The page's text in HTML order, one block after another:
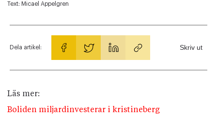
Text: Micael Appelgren
Dela artikel: Skriv ut
Läs mer:
Boliden miljardinvesterar i kristineberg